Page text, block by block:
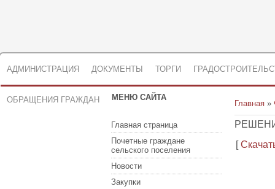
АДМИНИСТРАЦИЯ ДОКУМЕНТЫ ТОРГИ
ОБРАЩЕНИЯ ГРАЖДАН МЕНЮ САЙТА
Главная страница
Почетные граждане
сельского поселения
Новости
Закупки
Главная »
[